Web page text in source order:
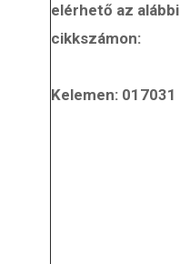
elérhető az alábbi
cikkszámon:
Kelemen: 017031